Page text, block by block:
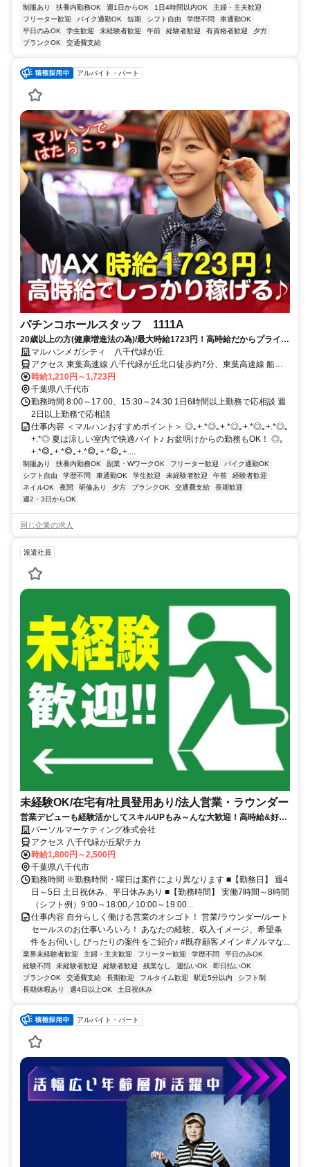
制服あり 扶養内勤務OK 週1日からOK 1日4時間以内OK
主婦・主夫歓迎
フリーター歓迎
バイク通勤OK 短期 シフト自由 学歴不問
車通勤OK
平日のみOK
学生歓迎 未経験者歓迎 午前 経験者歓迎 有資格者歓迎
夕方
ブランクOK
交通費支給
アルバイト・パート
パチンコホールスタッフ 1111A
20歳以上の方(健康増進法の為)/最大時給1723円！高時給だからプライベ
ートを優先してもしっかり稼げる！ミニボーナスも有【履歴書不要】
マルハンメガシティ 八千代緑が丘
アクセス 東葉高速線 八千代緑が丘北口徒歩約7分、東葉高速線 船橋
日大前西口徒歩約24分
時給1,210円～1,723円
千葉県八千代市
勤務時間 8:00～17:00、15:30～24:30 1日6時間以上勤務で応相談 週
2日以上勤務で応相談
仕事内容 ＜マルハンおすすめポイント＞ ◎｡+.*◎｡+.*◎｡+.*◎｡+.*◎｡
+.*◎ 夏は涼しい室内で快適バイト♪ お盆明けからの勤務もOK！ ◎｡
+.*◎｡+.*◎｡+.*◎｡+.*◎｡+....
制服あり 扶養内勤務OK 副業・WワークOK フリーター歓迎
バイク通勤OK
シフト自由
学歴不問 車通勤OK 学生歓迎 未経験者歓迎 午前
経験者歓迎
ネイルOK
夜間 研修あり 夕方 ブランクOK 交通費支給
長期歓迎
週2・3日からOK
同じ企業の求人
派遣社員
未経験OK/在宅有/社員登用あり/法人営業・ラウンダー
営業デビューも経験活かしてスキルUPもみ～んな大歓迎！高時給&好条
件×ワークライフバランス◎
パーソルマーケティング株式会社
アクセス 八千代緑が丘駅チカ
時給1,800円～2,500円
千葉県八千代市
勤務時間 ※勤務時間・曜日は案件により異なります ■【勤務日】 週4
日～5日 土日祝休み、平日休みあり ■【勤務時間】 実働7時間～8時間
（シフト例）9:00～18:00／10:00～19:00...
仕事内容 自分らしく働ける営業のオシゴト！ 営業/ラウンダー/ルート
セールスのお仕事いろいろ！ あなたの経験、収入イメージ、希望条
件をお伺いし ぴったりの案件をご紹介♪ #既存顧客メイン #ノルマな...
業界未経験者歓迎 主婦・主夫歓迎 フリーター歓迎 学歴不問
平日のみOK
経験不問
未経験者歓迎 経験者歓迎 残業なし 週払いOK
即日払いOK
ブランクOK
交通費支給 長期歓迎 フルタイム歓迎 駅近5分以内
シフト制
長期休暇あり
週4日以上OK 土日祝休み
アルバイト・パート